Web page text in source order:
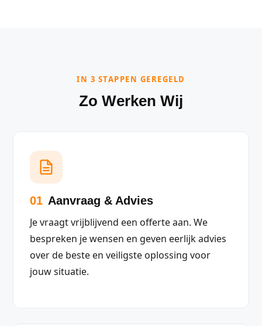
IN 3 STAPPEN GEREGELD
Zo Werken Wij
01 Aanvraag & Advies
Je vraagt vrijblijvend een offerte aan. We
bespreken je wensen en geven eerlijk advies
over de beste en veiligste oplossing voor
jouw situatie.